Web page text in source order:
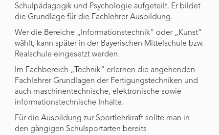
Schulpädagogik und Psychologie aufgeteilt. Er bildet
die Grundlage für die Fachlehrer Ausbildung.
Wer die Bereiche „Informationstechnik“ oder „Kunst“
wählt, kann später in der Bayerischen Mittelschule bzw.
Realschule eingesetzt werden.
Im Fachbereich „Technik“ erlernen die angehenden
Fachlehrer Grundlagen der Fertigungstechniken und
auch maschinentechnische, elektronische sowie
informationstechnische Inhalte.
Für die Ausbildung zur Sportlehrkraft sollte man in
den gängigen Schulsportarten bereits